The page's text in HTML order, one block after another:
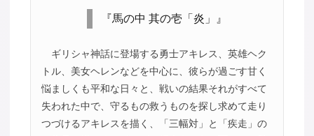
『馬の中 其の壱「炎」』
ギリシャ神話に登場する勇士アキレス、英雄ヘク
トル、美女ヘレンなどを中心に、彼らが過ごす甘く
悩ましくも平和な日々と、戦いの結果それがすべて
失われた中で、守るもの救うものを探し求めて走り
つづけるアキレスを描く、「三幅対」と「疾走」の